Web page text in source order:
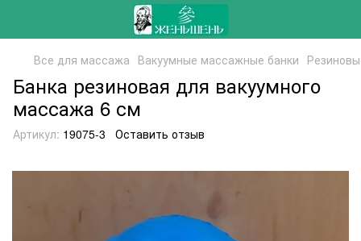
Все для массажа Вакуумные массажные банки
Банка резиновая для вакуумного
массажа 6 см
Артикул: 19075-3 Оставить отзыв